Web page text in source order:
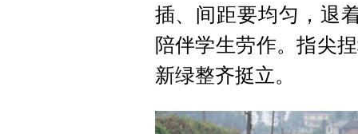
插、间距要均匀，退
陪伴学生劳作。指尖
新绿整齐挺立。